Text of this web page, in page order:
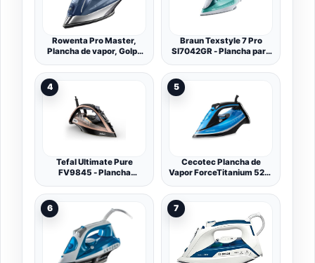
Rowenta Pro Master,
Plancha de vapor, Golpe
Braun Texstyle 7 Pro
SI7042GR - Plancha para
2400W con Suela
Bidireccional Eloxal 3D,
Golpe de Vapor de
220gr/min, Sistema
Antical y Antigoteo, Color
Verde
4
Tefal Ultimate Pure
FV9845 - Plancha
Durilium Autoclean
soleplate, 3 m, 260 g/min,
Negro, Cobre, 60 g/min)
5
Cecotec Plancha de
Vapor ForceTitanium 520.
de 230 g/min, Vapor
continuo de 55 g/min,
Suela TitaniumSlide
6 7